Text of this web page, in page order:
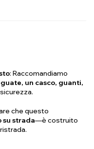
: Raccomandiamo
un casco, guanti,
che questo
su strada—è costruito